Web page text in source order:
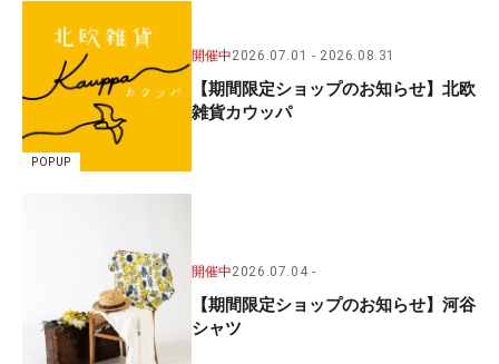
POPUP
開催中2026.07.01 2026.08.31
【期間限定ショップのお知らせ】北欧
雑貨カウッパ
開催中2026.07.04
【期間限定ショップのお知らせ】河谷
シャツ